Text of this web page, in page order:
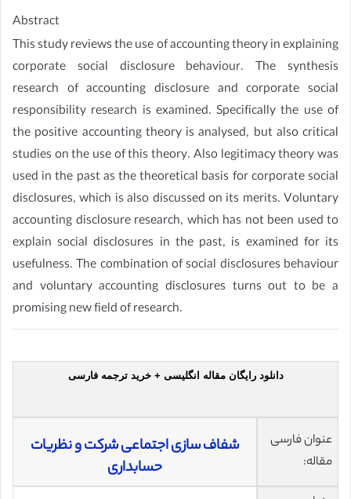
Abstract
This study reviews the use of accounting theory in explaining
corporate social disclosure behaviour. The synthesis
research of accounting disclosure and corporate social
responsibility research is examined. Specifically the use of
the positive accounting theory is analysed, but also critical
studies on the use of this theory. Also legitimacy theory was
used in the past as the theoretical basis for corporate social
disclosures, which is also discussed on its merits. Voluntary
accounting disclosure research, which has not been used to
explain social disclosures in the past, is examined for its
usefulness. The combination of social disclosures behaviour
and voluntary accounting disclosures turns out to be a
promising new field of research.
دانلود رایگان مقاله انگلیسی + خرید ترجمه فارسی
عنوان فارسی
مقاله:
شفاف سازی اجتماعی شرکت و نظریات
حسابداری